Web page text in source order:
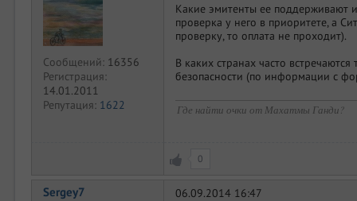
Сообщений: 16356
Регистрация:
14.01.2011
Репутация: 1622
Какие эмитенты ее поддерживают
проверка у него в приоритете, а
проверку, то оплата не проходит).
В каких странах часто
безопасности (по информации с
Где найти очки от Махатмы Ганди?
0
Sergey7 06.09.2014 16:47